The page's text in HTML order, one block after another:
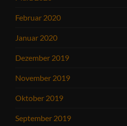
Februar 2020
Januar 2020
Dezember 2019
November 2019
Oktober 2019
September 2019